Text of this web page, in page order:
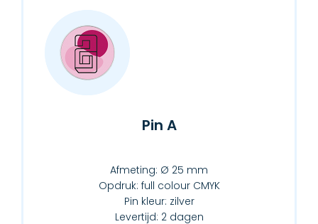
Pin A
Afmeting: Ø 25 mm
Opdruk: full colour CMYK
Pin kleur: zilver
Levertijd: 2 dagen